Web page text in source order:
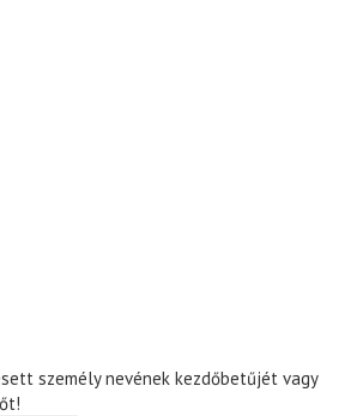
személy nevének kezdőbetűjét vagy